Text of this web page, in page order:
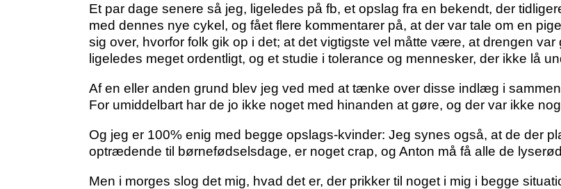
Et par dage senere så jeg, ligeledes på fb, et opslag fra en bekendt, der
med dennes nye cykel, og fået flere kommentarer på, at der var tale om en
sig over, hvorfor folk gik op i det; at det vigtigste vel måtte være, at drengen
ligeledes meget ordentligt, og et studie i tolerance og mennesker, der ikke lå
Af en eller anden grund blev jeg ved med at tænke over disse indlæg i
For umiddelbart har de jo ikke noget med hinanden at gøre, og der var ikke
Og jeg er 100% enig med begge opslags-kvinder: Jeg synes også, at de der
optrædende til børnefødselsdage, er noget crap, og Anton må få alle de
Men i morges slog det mig, hvad det er, der prikker til noget i mig i begge